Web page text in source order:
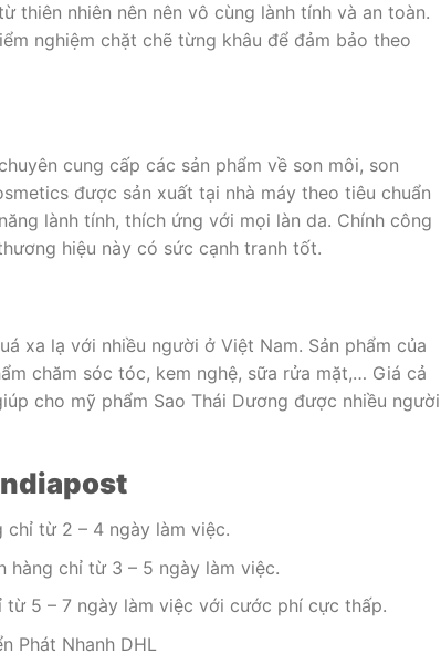
thiên nhiên nên nên vô cùng lành tính và an toàn.
nghiệm chặt chẽ từng khâu để đảm bảo theo
cung cấp các sản phẩm về son môi, son
được sản xuất tại nhà máy theo tiêu chuẩn
lành tính, thích ứng với mọi làn da. Chính công
hiệu này có sức cạnh tranh tốt.
xa lạ với nhiều người ở Việt Nam. Sản phẩm của
chăm sóc tóc, kem nghệ, sữa rửa mặt,… Giá cả
cho mỹ phẩm Sao Thái Dương được nhiều người
chỉ từ 2 – 4 ngày làm việc.
hàng chỉ từ 3 – 5 ngày làm việc.
từ 5 – 7 ngày làm việc với cước phí cực thấp.
Phát Nhanh DHL